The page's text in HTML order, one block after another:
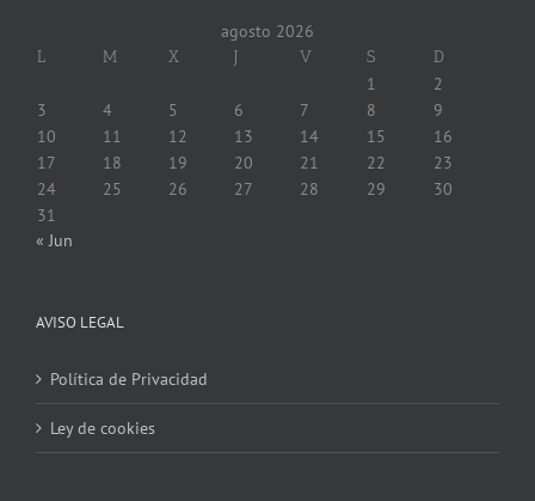
agosto 2026
L M X J V S D
1
2
3
4 5 6 7 8
9
10
11 12 13 14 15
16
17
18 19 20 21 22
23
24
25 26 27 28 29
30
31
« Jun
AVISO LEGAL
Política de Privacidad
Ley de cookies